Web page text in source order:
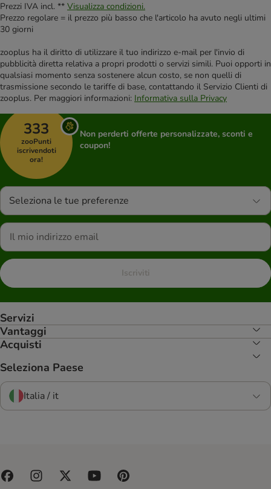
Prezzi IVA incl. ** Visualizza condizioni.
Prezzo regolare = il prezzo più basso che l'articolo ha avuto negli ultimi
30 giorni
zooplus ha il diritto di utilizzare il tuo indirizzo e-mail per l'invio di
pubblicità diretta relativa a propri prodotti o servizi simili. Puoi opporti in
qualsiasi momento senza sostenere alcun costo, se non quelli di
trasmissione secondo le tariffe di base, contattando il Servizio Clienti di
zooplus. Per maggiori informazioni: Informativa sulla Privacy
333
zooPunti
iscrivendoti
ora!
Non perderti offerte personalizzate, sconti e
coupon!
Seleziona le tue preferenze
Iscriviti
Servizi
Vantaggi
Acquisti
Seleziona Paese
Italia / it